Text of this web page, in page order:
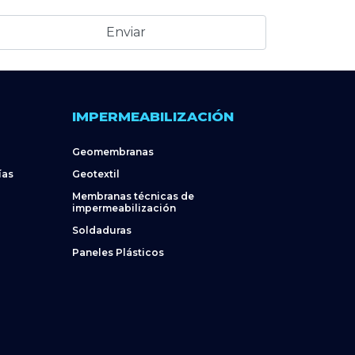
IMPERMEABILIZACIÓN
Geomembranas
Geotextil
Membranas técnicas de
impermeabilización
Soldaduras
Paneles Plásticos